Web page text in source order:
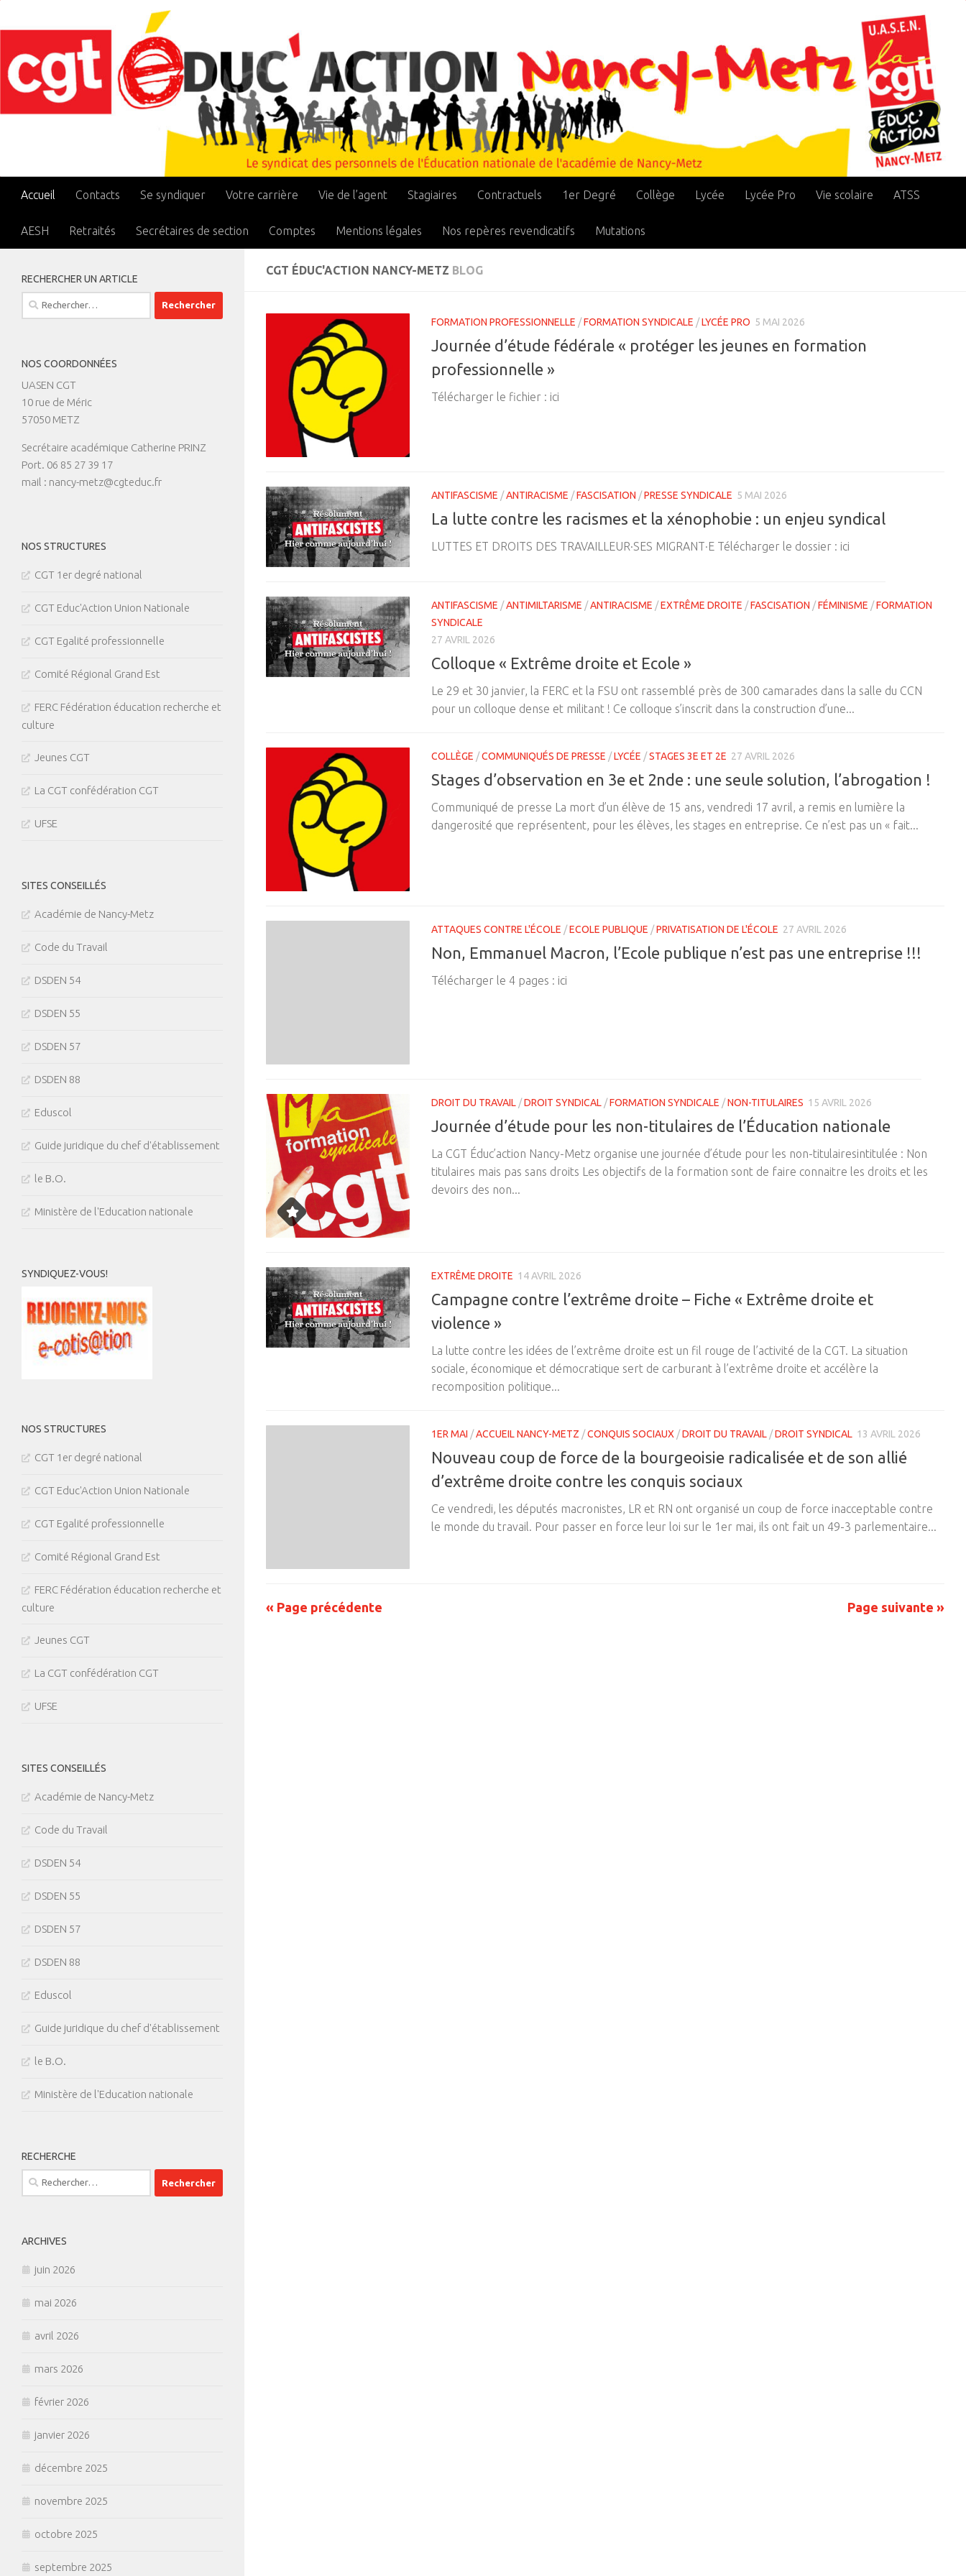
Accueil Contacts Se syndiquer Votre carrière Vie de l’agent Stagiaires Contractuels 1er Degré Collège Lycée Lycée Pro Vie scolaire ATSS
AESH Retraités Secrétaires de section Comptes Mentions légales Nos repères revendicatifs Mutations
CGT ÉDUC'ACTION NANCY-METZ BLOG
FORMATION PROFESSIONNELLE /FORMATION SYNDICALE /LYCÉE PRO 5 MAI 2026
Journée d’étude fédérale « protéger les jeunes en formation
professionnelle »
Télécharger le fichier : ici
ANTIFASCISME /ANTIRACISME /FASCISATION /PRESSE SYNDICALE 5 MAI 2026
La lutte contre les racismes et la xénophobie : un enjeu syndical
LUTTES ET DROITS DES TRAVAILLEUR·SES MIGRANT·E Télécharger le dossier : ici
ANTIFASCISME /ANTIMILTARISME /ANTIRACISME /EXTRÊME DROITE /FASCISATION /FÉMINISME /FORMATION
SYNDICALE
27 AVRIL 2026
Colloque « Extrême droite et Ecole »
Le 29 et 30 janvier, la FERC et la FSU ont rassemblé près de 300 camarades dans la salle du CCN
pour un colloque dense et militant ! Ce colloque s’inscrit dans la construction d’une...
COLLÈGE /COMMUNIQUÉS DE PRESSE /LYCÉE /STAGES 3E ET 2E 27 AVRIL 2026
Stages d’observation en 3e et 2nde : une seule solution, l’abrogation !
Communiqué de presse La mort d’un élève de 15 ans, vendredi 17 avril, a remis en lumière la
dangerosité que représentent, pour les élèves, les stages en entreprise. Ce n’est pas un « fait...
ATTAQUES CONTRE L'ÉCOLE /ECOLE PUBLIQUE /PRIVATISATION DE L'ÉCOLE 27 AVRIL 2026
Non, Emmanuel Macron, l’Ecole publique n’est pas une entreprise !!!
Télécharger le 4 pages : ici
DROIT DU TRAVAIL /DROIT SYNDICAL /FORMATION SYNDICALE /NON-TITULAIRES 15 AVRIL 2026
Journée d’étude pour les non-titulaires de l’Éducation nationale
La CGT Éduc’action Nancy-Metz organise une journée d’étude pour les non-titulairesintitulée : Non
titulaires mais pas sans droits Les objectifs de la formation sont de faire connaitre les droits et les
devoirs des non...
EXTRÊME DROITE 14 AVRIL 2026
Campagne contre l’extrême droite – Fiche « Extrême droite et
violence »
La lutte contre les idées de l’extrême droite est un fil rouge de l’activité de la CGT. La situation
sociale, économique et démocratique sert de carburant à l’extrême droite et accélère la
recomposition politique...
1ER MAI /ACCUEIL NANCY-METZ /CONQUIS SOCIAUX /DROIT DU TRAVAIL /DROIT SYNDICAL 13 AVRIL 2026
Nouveau coup de force de la bourgeoisie radicalisée et de son allié
d’extrême droite contre les conquis sociaux
Ce vendredi, les députés macronistes, LR et RN ont organisé un coup de force inacceptable contre
le monde du travail. Pour passer en force leur loi sur le 1er mai, ils ont fait un 49-3 parlementaire...
« Page précédente Page suivante »
RECHERCHER UN ARTICLE
Rechercher :
NOS COORDONNÉES
UASEN CGT
10 rue de Méric
57050 METZ
Secrétaire académique Catherine PRINZ
Port. 06 85 27 39 17
mail : nancy-metz@cgteduc.fr
NOS STRUCTURES
CGT 1er degré national
CGT Educ'Action Union Nationale
CGT Egalité professionnelle
Comité Régional Grand Est
FERC Fédération éducation recherche et
culture
Jeunes CGT
La CGT confédération CGT
UFSE
SITES CONSEILLÉS
Académie de Nancy-Metz
Code du Travail
DSDEN 54
DSDEN 55
DSDEN 57
DSDEN 88
Eduscol
Guide juridique du chef d'établissement
le B.O.
Ministère de l'Education nationale
SYNDIQUEZ-VOUS!
NOS STRUCTURES
CGT 1er degré national
CGT Educ'Action Union Nationale
CGT Egalité professionnelle
Comité Régional Grand Est
FERC Fédération éducation recherche et
culture
Jeunes CGT
La CGT confédération CGT
UFSE
SITES CONSEILLÉS
Académie de Nancy-Metz
Code du Travail
DSDEN 54
DSDEN 55
DSDEN 57
DSDEN 88
Eduscol
Guide juridique du chef d'établissement
le B.O.
Ministère de l'Education nationale
RECHERCHE
Rechercher :
ARCHIVES
juin 2026
mai 2026
avril 2026
mars 2026
février 2026
janvier 2026
décembre 2025
novembre 2025
octobre 2025
septembre 2025